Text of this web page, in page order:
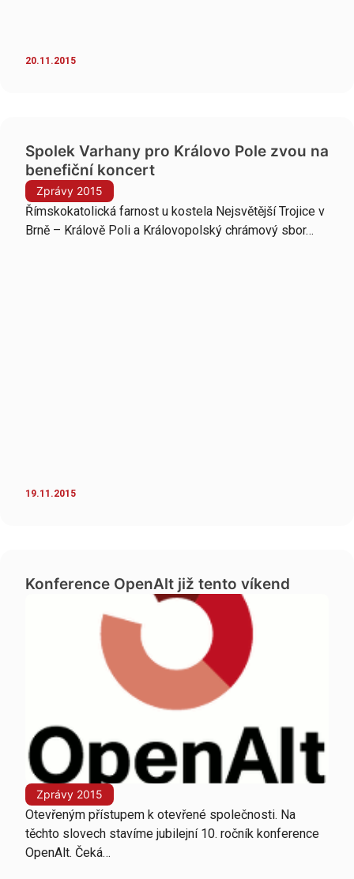
20.11.2015
Spolek Varhany pro Královo Pole zvou na
benefiční koncert
Zprávy 2015
Římskokatolická farnost u kostela Nejsvětější Trojice v
Brně – Králově Poli a Královopolský chrámový sbor…
19.11.2015
Konference OpenAlt již tento víkend
Zprávy 2015
Otevřeným přístupem k otevřené společnosti. Na
těchto slovech stavíme jubilejní 10. ročník konference
OpenAlt. Čeká…